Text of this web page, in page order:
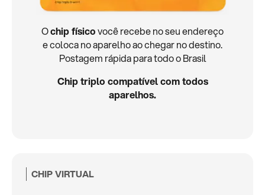
Ochip físicovocê recebe no seu endereço
e coloca no aparelho ao chegar no destino.
Postagem rápida para todo o Brasil
Chip triplo compatível com todos
aparelhos.
CHIP VIRTUAL